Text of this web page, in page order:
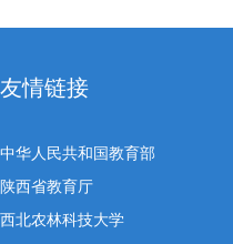
友情链接
中华人民共和国教育部
陕西省教育厅
西北农林科技大学